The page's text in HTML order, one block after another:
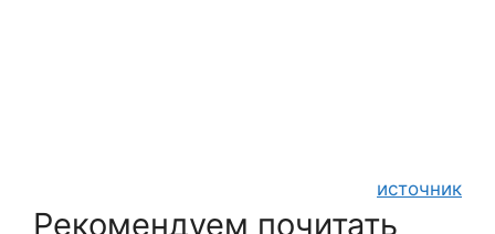
источник
Рекомендуем почитать